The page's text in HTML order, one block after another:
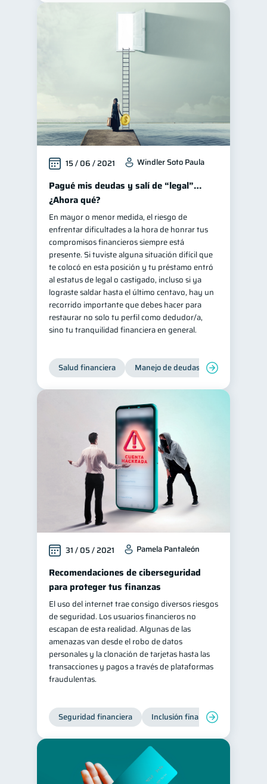
15 / 06 / 2021 Windler Soto Paula
Pagué mis deudas y salí de “legal”…
¿Ahora qué?
En mayor o menor medida, el riesgo de
enfrentar dificultades a la hora de honrar tus
compromisos financieros siempre está
presente. Si tuviste alguna situación difícil que
te colocó en esta posición y tu préstamo entró
al estatus de legal o castigado, incluso si ya
lograste saldar hasta el último centavo, hay un
recorrido importante que debes hacer para
restaurar no solo tu perfil como dedudor/a,
sino tu tranquilidad financiera en general.
Salud financiera Manejo de deudas
31 / 05 / 2021 Pamela Pantaleón
Recomendaciones de ciberseguridad
para proteger tus finanzas
El uso del internet trae consigo diversos riesgos
de seguridad. Los usuarios financieros no
escapan de esta realidad. Algunas de las
amenazas van desde el robo de datos
personales y la clonación de tarjetas hasta las
transacciones y pagos a través de plataformas
fraudulentas.
Seguridad financiera Inclusión financiera